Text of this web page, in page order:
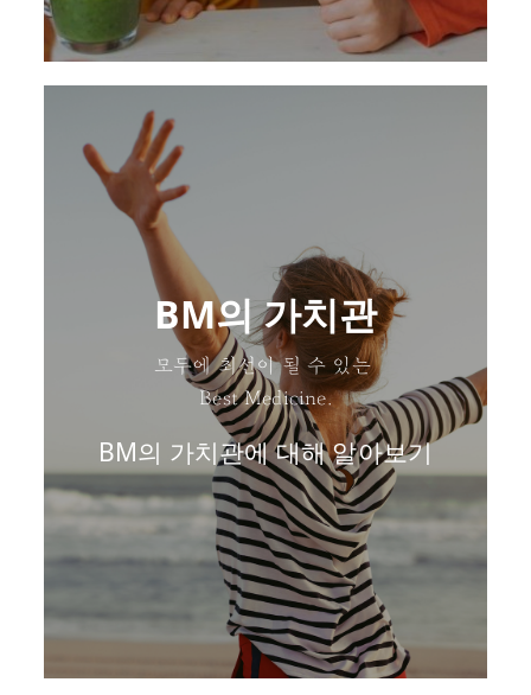
BM의 가치관
모두에 최선이 될 수 있는
Best Medicine.
BM의 가치관에 대해 알아보기